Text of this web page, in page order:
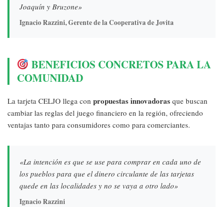
Joaquín y Bruzone»
Ignacio Razzini, Gerente de la Cooperativa de Jovita
BENEFICIOS CONCRETOS PARA LA
COMUNIDAD
La tarjeta CELJO llega con propuestas innovadoras que buscan
cambiar las reglas del juego financiero en la región, ofreciendo
ventajas tanto para consumidores como para comerciantes.
«La intención es que se use para comprar en cada uno de
los pueblos para que el dinero circulante de las tarjetas
quede en las localidades y no se vaya a otro lado»
Ignacio Razzini